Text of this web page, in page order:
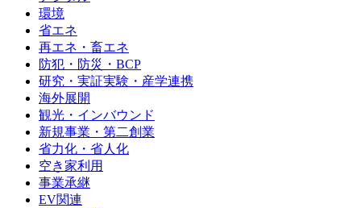
環境
省エネ
再エネ・畜エネ
防犯・防災・BCP
研究・実証実験・産学連携
海外展開
観光・インバウンド
新規事業・第二創業
省力化・省人化
空き家利用
事業承継
EV関連